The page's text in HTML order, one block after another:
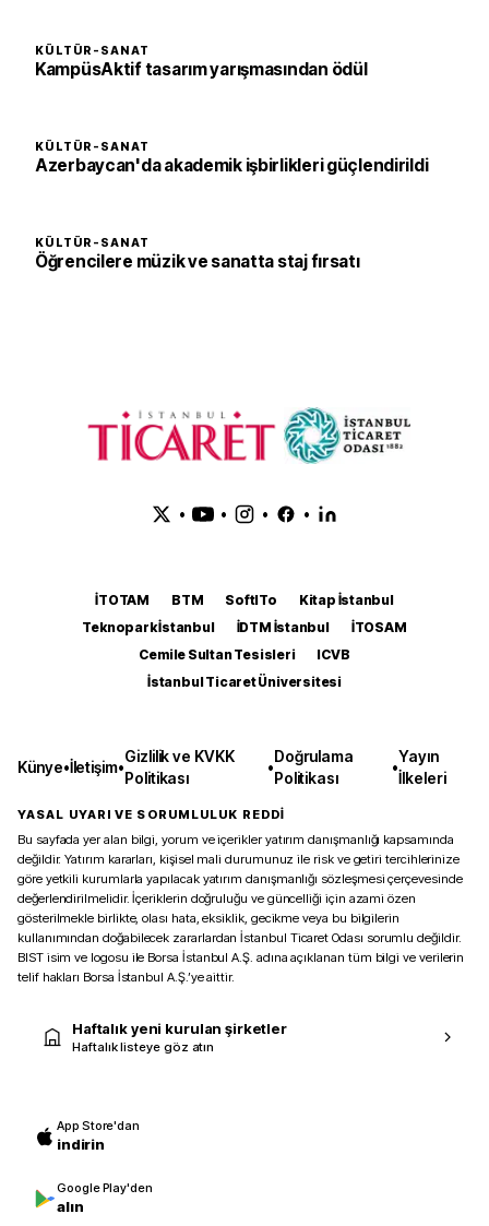
KÜLTÜR-SANAT
KampüsAktif tasarım yarışmasından ödül
KÜLTÜR-SANAT
Azerbaycan'da akademik işbirlikleri güçlendirildi
KÜLTÜR-SANAT
Öğrencilere müzik ve sanatta staj fırsatı
• • • •
İTOTAM BTM SoftITo
Kitap İstanbul
Teknopark İstanbul
İDTM İstanbul
İTOSAM
Cemile Sultan Tesisleri
ICVB
İstanbul Ticaret Üniversitesi
Künye•İletişim•
Gizlilik ve KVKK
Politikası
•
Doğrulama
Politikası
•
Yayın
İlkeleri
YASAL UYARI VE SORUMLULUK REDDİ
Bu sayfada yer alan bilgi, yorum ve içerikler yatırım danışmanlığı kapsamında
değildir. Yatırım kararları, kişisel mali durumunuz ile risk ve getiri tercihlerinize
göre yetkili kurumlarla yapılacak yatırım danışmanlığı sözleşmesi çerçevesinde
değerlendirilmelidir. İçeriklerin doğruluğu ve güncelliği için azami özen
gösterilmekle birlikte, olası hata, eksiklik, gecikme veya bu bilgilerin
kullanımından doğabilecek zararlardan İstanbul Ticaret Odası sorumlu değildir.
BIST isim ve logosu ile Borsa İstanbul A.Ş. adına açıklanan tüm bilgi ve verilerin
telif hakları Borsa İstanbul A.Ş.’ye aittir.
Haftalık yeni kurulan şirketler
Haftalık listeye göz atın
App Store'dan
indirin
Google Play'den
alın